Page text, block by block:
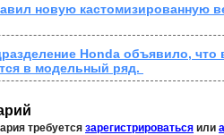
новую кастомизированную
Honda объявило, что
в модельный ряд.
требуется зарегистрироваться или